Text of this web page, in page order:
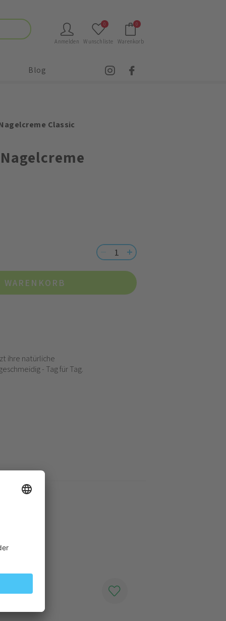
Anmelden
0
Wunschliste
0
Warenkorb
Blog
Classic
ihre natürliche
- Tag für Tag.